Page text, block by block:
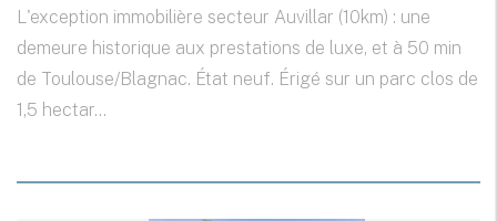
L'exception immobilière secteur Auvillar (10km) : une
demeure historique aux prestations de luxe, et à 50 min
de Toulouse/Blagnac. État neuf. Érigé sur un parc clos de
1,5 hectar...